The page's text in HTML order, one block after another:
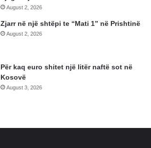
August 2, 2026
Zjarr në një shtëpi te “Mati 1” në Prishtinë
August 2, 2026
Për kaq euro shitet një litër naftë sot në
Kosovë
August 3, 2026